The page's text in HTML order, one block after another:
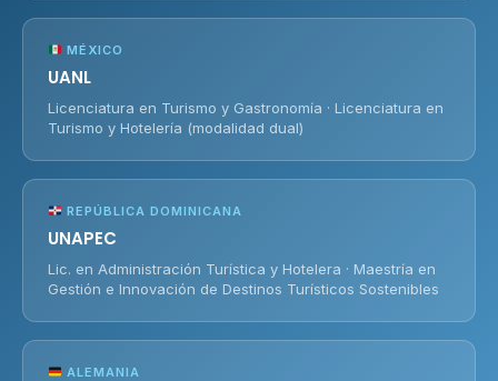
MÉXICO
UANL
Licenciatura en Turismo y Gastronomía · Licenciatura en
Turismo y Hotelería (modalidad dual)
REPÚBLICA DOMINICANA
UNAPEC
Lic. en Administración Turística y Hotelera · Maestría en
Gestión e Innovación de Destinos Turísticos Sostenibles
ALEMANIA